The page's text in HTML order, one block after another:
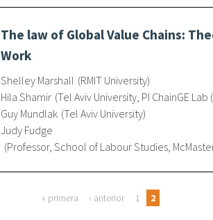
The law of Global Value Chains:
Work
Shelley Marshall RMIT University
Hila Shamir Tel Aviv University, PI ChainGE Lab
Guy Mundlak Tel Aviv University
Judy Fudge
Professor, School of Labour Studies,
« primera ‹ anterior 1 2